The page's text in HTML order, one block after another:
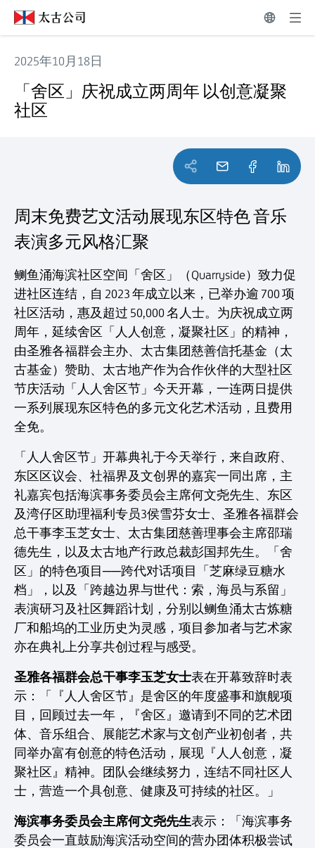
2025年10月18日
「舍区」庆祝成立两周年 以创意凝聚
社区
周末免费艺文活动展现东区特色 音乐
表演多元风格汇聚
鲗鱼涌海滨社区空间「舍区」（Quarryside）致力促
进社区连结，自 2023 年成立以来，已举办逾 700 项
社区活动，惠及超过 50,000 名人士。为庆祝成立两
周年，延续舍区「人人创意，凝聚社区」的精神，
由圣雅各福群会主办、太古集团慈善信托基金（太
古基金）赞助、太古地产作为合作伙伴的大型社区
节庆活动「人人舍区节」今天开幕，一连两日提供
一系列展现东区特色的多元文化艺术活动，且费用
全免。
「人人舍区节」开幕典礼于今天举行，来自政府、
东区区议会、社福界及文创界的嘉宾一同出席，主
礼嘉宾包括海滨事务委员会主席何文尧先生、东区
及湾仔区助理福利专员3侯雪芬女士、圣雅各福群会
总干事李玉芝女士、太古集团慈善理事会主席邵瑞
德先生，以及太古地产行政总裁彭国邦先生。「舍
区」的特色项目──跨代对话项目「芝麻绿豆糖水
档」，以及「跨越边界与世代：索，海员与系留」
表演研习及社区舞蹈计划，分别以鲗鱼涌太古炼糖
厂和船坞的工业历史为灵感，项目参加者与艺术家
亦在典礼上分享共创过程与感受。
圣雅各福群会总干事李玉芝女士表在开幕致辞时表
示：「『人人舍区节』是舍区的年度盛事和旗舰项
目，回顾过去一年，『舍区』邀请到不同的艺术团
体、音乐组合、展能艺术家与文创产业初创者，共
同举办富有创意的特色活动，展现『人人创意，凝
聚社区』精神。团队会继续努力，连结不同社区人
士，营造一个具创意、健康及可持续的社区。」
海滨事务委员会主席何文尧先生表示：「海滨事务
委员会一直鼓励海滨活动空间的营办团体积极尝试